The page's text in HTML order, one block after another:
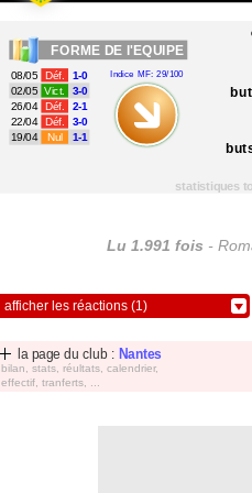
FORME DE l'EQUIPE
Indice MF: 29/100
08/05 Déf.
1-0
02/05
Vict. 3-0
26/04 Déf. 2-1
22/04 Déf.
3-0
19/04
Nul 1-1
statistiques
Lu 1.991 fois -
afficher les réactions (1)
la page du club : Nantes
bilan, stats, réultats, calendrier,
effectif, tranferts, ...